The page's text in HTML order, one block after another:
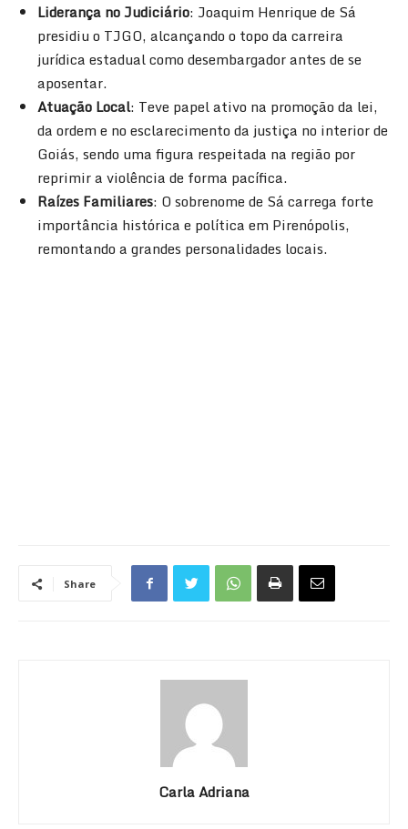
Liderança no Judiciário: Joaquim Henrique de Sá
presidiu o TJGO, alcançando o topo da carreira
jurídica estadual como desembargador antes de se
aposentar.
Atuação Local: Teve papel ativo na promoção da lei,
da ordem e no esclarecimento da justiça no interior de
Goiás, sendo uma figura respeitada na região por
reprimir a violência de forma pacífica.
Raízes Familiares: O sobrenome de Sá carrega forte
importância histórica e política em Pirenópolis,
remontando a grandes personalidades locais.
Share
Carla Adriana